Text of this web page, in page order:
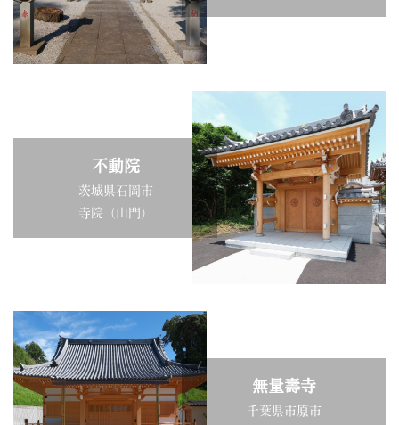
不動院
茨城県石岡市
寺院（山門）
無量壽寺
千葉県市原市